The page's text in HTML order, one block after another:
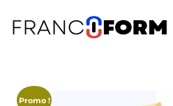
Promo !